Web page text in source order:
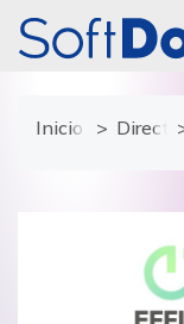
Inicio